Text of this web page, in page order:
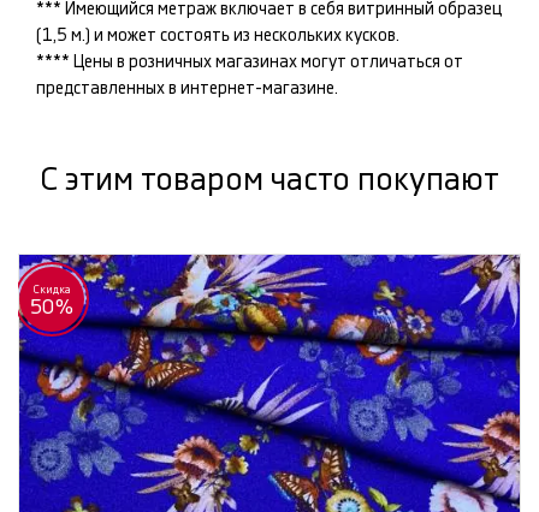
*** Имеющийся метраж включает в себя витринный образец
(1,5 м.) и может состоять из нескольких кусков.
**** Цены в розничных магазинах могут отличаться от
представленных в интернет-магазине.
С этим товаром часто покупают
Скидка
50%